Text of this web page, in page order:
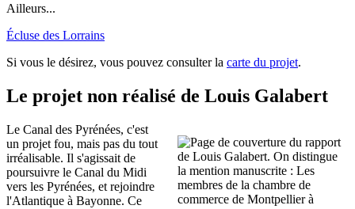
Ailleurs...
Écluse des Lorrains
Si vous le désirez, vous pouvez consulter la carte du projet.
Le projet non réalisé de Louis Galabert
Le Canal des Pyrénées, c'est
un projet fou, mais pas du tout
irréalisable. Il s'agissait de
poursuivre le Canal du Midi
vers les Pyrénées, et rejoindre
l'Atlantique à Bayonne. Ce